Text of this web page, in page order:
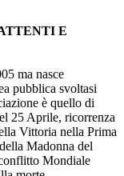
E
ma nasce
pubblica svoltasi
è quello di
25 Aprile, ricorrenza
Vittoria nella Prima
Madonna del
Mondiale